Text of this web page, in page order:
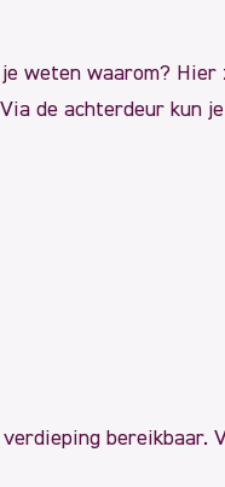
weten waarom?
de achterdeur kun
bereikbaar.